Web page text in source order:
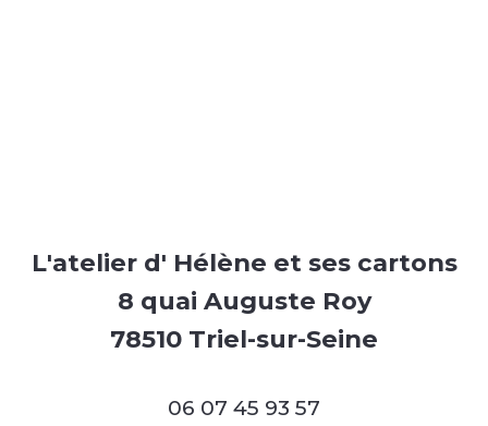
L'atelier d' Hélène et ses cartons
8 quai Auguste Roy
78510 Triel-sur-Seine
06 07 45 93 57